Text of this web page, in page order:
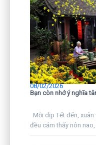
Bạn còn nhớ ý nghĩa
08/02/2026
Mỗi dịp Tết đến,
đều cảm thấy nôn